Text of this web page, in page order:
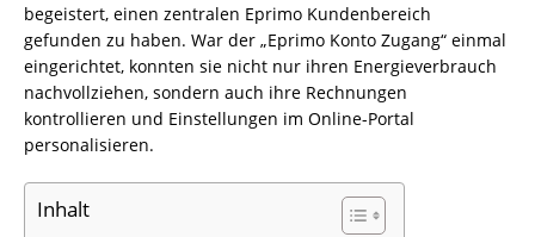
begeistert, einen zentralen Eprimo Kundenbereich
gefunden zu haben. War der „Eprimo Konto Zugang“ einmal
eingerichtet, konnten sie nicht nur ihren Energieverbrauch
nachvollziehen, sondern auch ihre Rechnungen
kontrollieren und Einstellungen im Online-Portal
personalisieren.
Inhalt